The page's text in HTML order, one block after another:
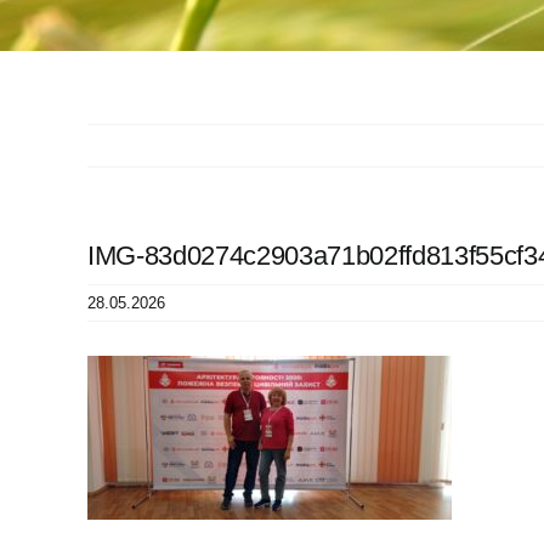
IMG-
28.05.2026